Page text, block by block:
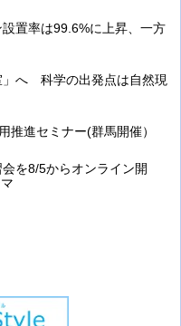
置率は99.6%に上昇、一方
」へ 科学の出発点は自然現
推進セミナー(群馬開催）
を8/5からオンライン開